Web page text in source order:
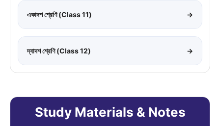
একাদশ শ্রেণি (Class 11) →
দ্বাদশ শ্রেণি (Class 12) →
Study Materials & Notes